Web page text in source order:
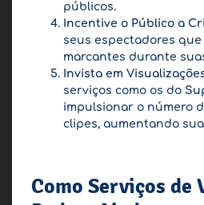
públicos.
Incentive o Público a
seus espectadores
marcantes durante
Invista em
serviços como os do
impulsionar o número
clipes, aumentando
Como Serviços de